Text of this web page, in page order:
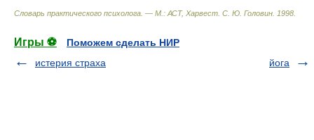
Словарь практического психолога. — М.: АСТ, Харвест С. Ю. Головин 1998
Игры ⚽
Поможем сделать НИР
истерия страха
йога